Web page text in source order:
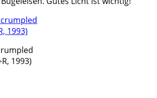
1993)